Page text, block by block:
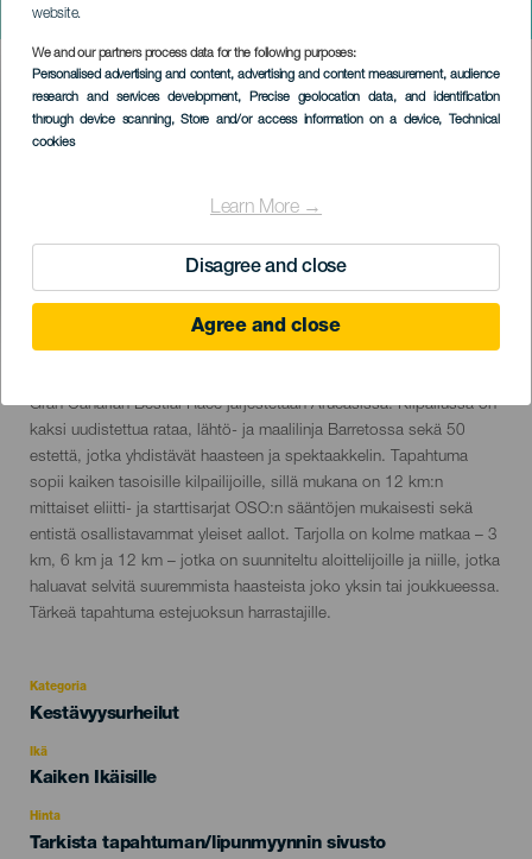
website.
We and our partners process data for the following purposes:
Personalised advertising and content, advertising and content measurement, audience
research and services development, Precise geolocation data, and identification
through device scanning, Store and/or access information on a device, Technical
cookies
Learn More →
Disagree and close
Agree and close
Gran Canaria Bestial Race
Imagen
Listado
December 2026
Descripción
del
evento
Gran Canarian Bestial Race järjestetään Arucasissa. Kilpailussa on
kaksi uudistettua rataa, lähtö- ja maalilinja Barretossa sekä 50
estettä, jotka yhdistävät haasteen ja spektaakkelin. Tapahtuma
sopii kaiken tasoisille kilpailijoille, sillä mukana on 12 km:n
mittaiset eliitti- ja starttisarjat OSO:n sääntöjen mukaisesti sekä
entistä osallistavammat yleiset aallot. Tarjolla on kolme matkaa – 3
km, 6 km ja 12 km – jotka on suunniteltu aloittelijoille ja niille, jotka
haluavat selvitä suuremmista haasteista joko yksin tai joukkueessa.
Tärkeä tapahtuma estejuoksun harrastajille.
Kategoria
Categoría
evento
Kestävyysurheilut
Ikä
Edad
Kaiken Ikäisille
Hinta
Tarkista tapahtuman/lipunmyynnin sivusto